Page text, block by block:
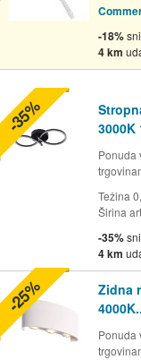
-18%
4 km
3000K
Ponuda
Težina
Širina
-35%
4 km
-35%
Zidna
Ponuda
-25%